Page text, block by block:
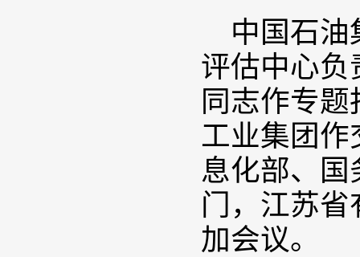
中国石
评估中心负
同志作专
工业集团
息化部、
门，江苏
加会议。